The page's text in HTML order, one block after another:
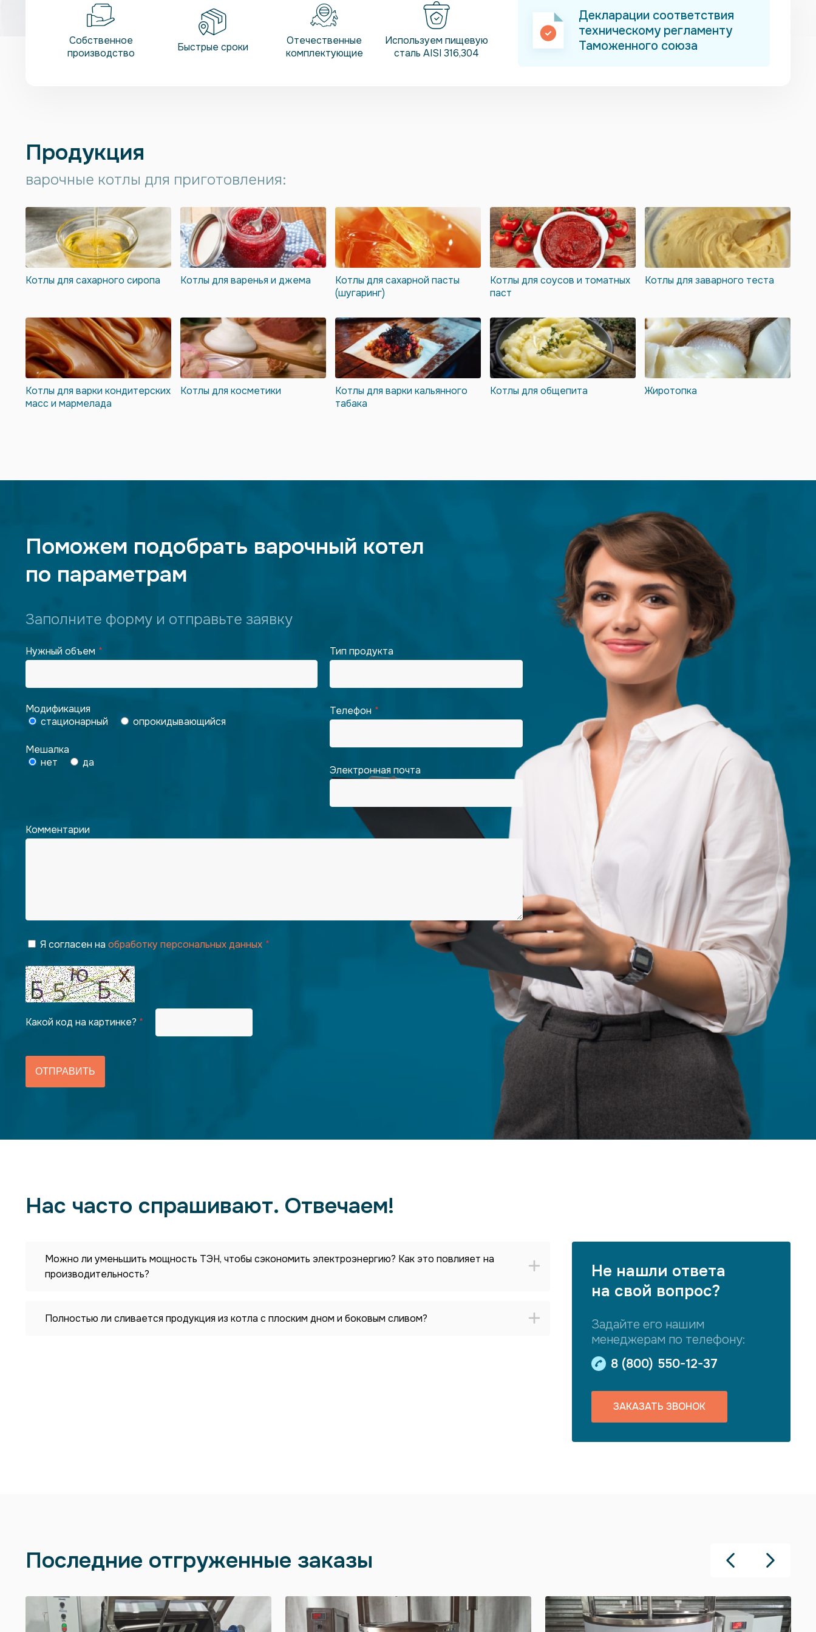
Собственное
производство
Быстрые сроки
Отечественные
комплектующие
Используем пищевую
сталь AISI 316,304
Декларации соответствия
техническому регламенту
Таможенного союза
Продукция
варочные котлы для приготовления:
Котлы для сахарного сиропа Котлы для варенья и джема
Котлы для сахарной пасты
(шугаринг)
Котлы для соусов и томатных
паст
Котлы для заварного теста
Котлы для варки кондитерских
масс и мармелада
Котлы для косметики
Котлы для варки кальянного
табака
Котлы для общепита Жиротопка
Поможем подобрать варочный котел
по параметрам
Заполните форму и отправьте заявку
Нужный объем
Модификация
стационарный
опрокидывающийся
Мешалка
нет
да
Тип продукта
Телефон
Электронная почта
Комментарии
Я согласен на обработку персональных данных
Какой код на картинке?
Нас часто спрашивают. Отвечаем!
Можно ли уменьшить мощность ТЭН, чтобы сэкономить электроэнергию? Как это повлияет на
производительность?
Полностью ли сливается продукция из котла с плоским дном и боковым сливом?
Не нашли ответа
на свой вопрос?
Задайте его нашим
менеджерам по телефону:
8 (800) 550-12-37
ЗАКАЗАТЬ ЗВОНОК
Последние отгруженные заказы Previous Next